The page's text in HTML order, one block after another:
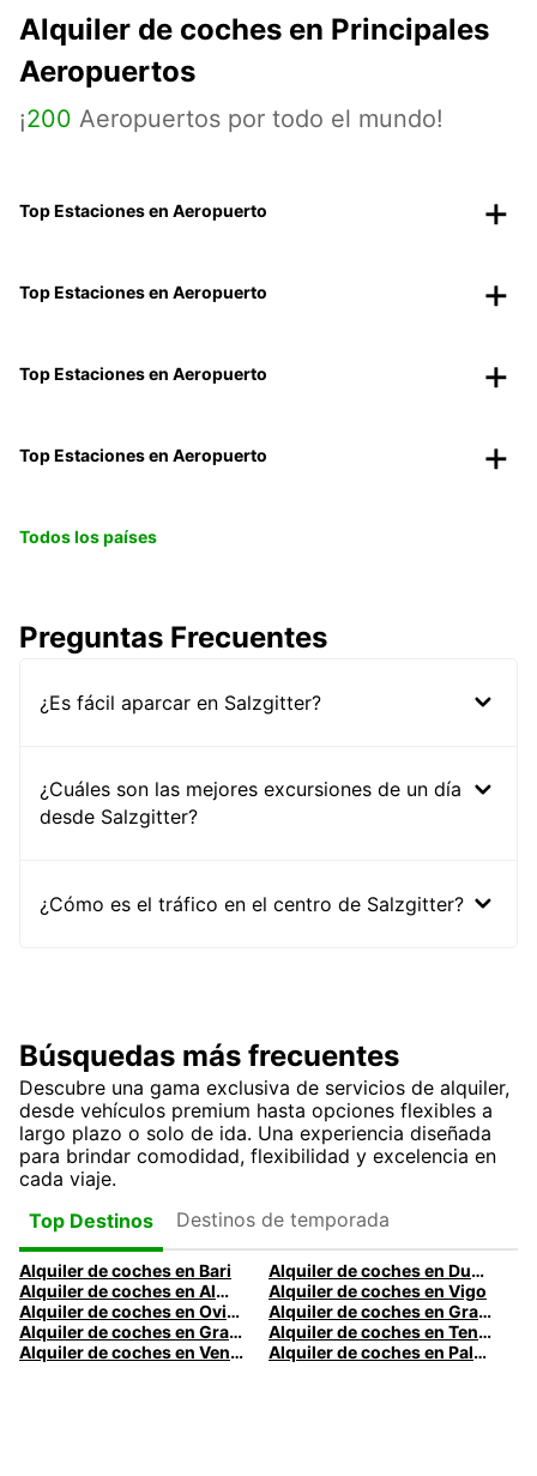
Alquiler de coches en Principales
Aeropuertos
¡200 Aeropuertos por todo el mundo!
Top Estaciones en Aeropuerto
Top Estaciones en Aeropuerto
Top Estaciones en Aeropuerto
Top Estaciones en Aeropuerto
Todos los países
Preguntas Frecuentes
¿Es fácil aparcar en Salzgitter?
¿Cuáles son las mejores excursiones de un día
desde Salzgitter?
¿Cómo es el tráfico en el centro de Salzgitter?
Búsquedas más frecuentes
Descubre una gama exclusiva de servicios de alquiler,
desde vehículos premium hasta opciones flexibles a
largo plazo o solo de ida. Una experiencia diseñada
para brindar comodidad, flexibilidad y excelencia en
cada viaje.
Top Destinos
Destinos de temporada
Alquiler de coches en Bari
Alquiler de coches en Dublín
Alquiler de coches en Almería
Alquiler de coches en Vigo
Alquiler de coches en Oviedo
Alquiler de coches en Granada
Alquiler de coches en Gran Canaria
Alquiler de coches en Tenerife
Alquiler de coches en Venecia
Alquiler de coches en Palermo